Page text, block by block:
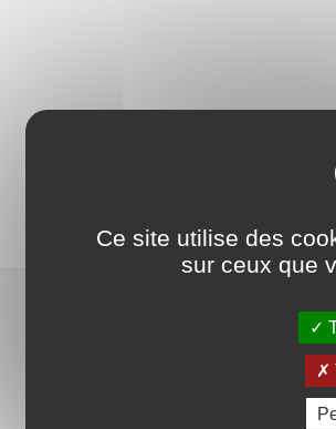
Ce site utilise des
sur ceux que